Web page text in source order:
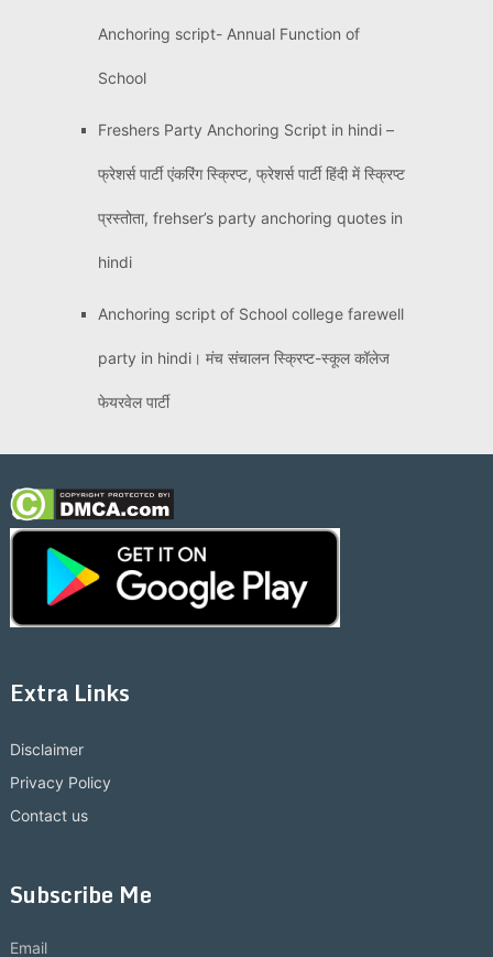
Anchoring script- Annual Function of
School
Freshers Party Anchoring Script in hindi –
फ्रेशर्स पार्टी एंकरिंग स्क्रिप्ट, फ्रेशर्स पार्टी हिंदी में स्क्रिप्ट
प्रस्तोता, frehser’s party anchoring quotes in
hindi
Anchoring script of School college farewell
party in hindi। मंच संचालन स्क्रिप्ट-स्कूल कॉलेज
फेयरवेल पार्टी
Extra Links
Disclaimer
Privacy Policy
Contact us
Subscribe Me
Email